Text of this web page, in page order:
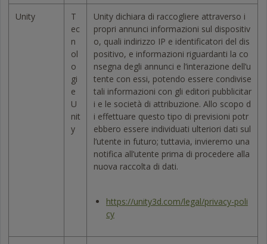
Unity
T
ec
n
ol
o
gi
e
U
nit
y
Unity dichiara di raccogliere attraverso i
propri annunci informazioni sul dispositiv
o, quali indirizzo IP e identificatori del dis
positivo, e informazioni riguardanti la co
nsegna degli annunci e l’interazione dell’u
tente con essi, potendo essere condivise
tali informazioni con gli editori pubblicitar
i e le società di attribuzione. Allo scopo d
i effettuare questo tipo di previsioni potr
ebbero essere individuati ulteriori dati sul
l’utente in futuro; tuttavia, invieremo una
notifica all’utente prima di procedere alla
nuova raccolta di dati.
https://unity3d.com/legal/privacy-poli
cy